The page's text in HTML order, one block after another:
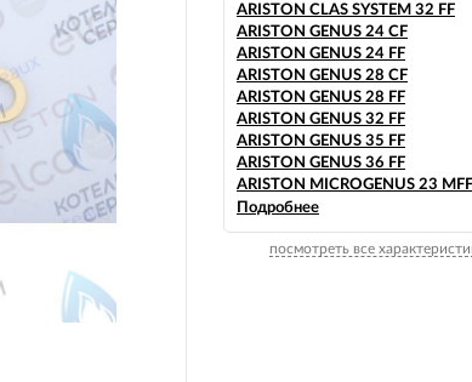
ARISTON CLAS SYSTEM 32 FF
ARISTON GENUS 24 CF
ARISTON GENUS 24 FF
ARISTON GENUS 28 CF
ARISTON GENUS 28 FF
ARISTON GENUS 32 FF
ARISTON GENUS 35 FF
ARISTON GENUS 36 FF
ARISTON MICROGENUS 23 MFFI
ARISTON MICROGENUS 23 MI
ARISTON MICROGENUS 27
ARISTON MICROGENUS 27 MI
Подробнее
посмотреть все